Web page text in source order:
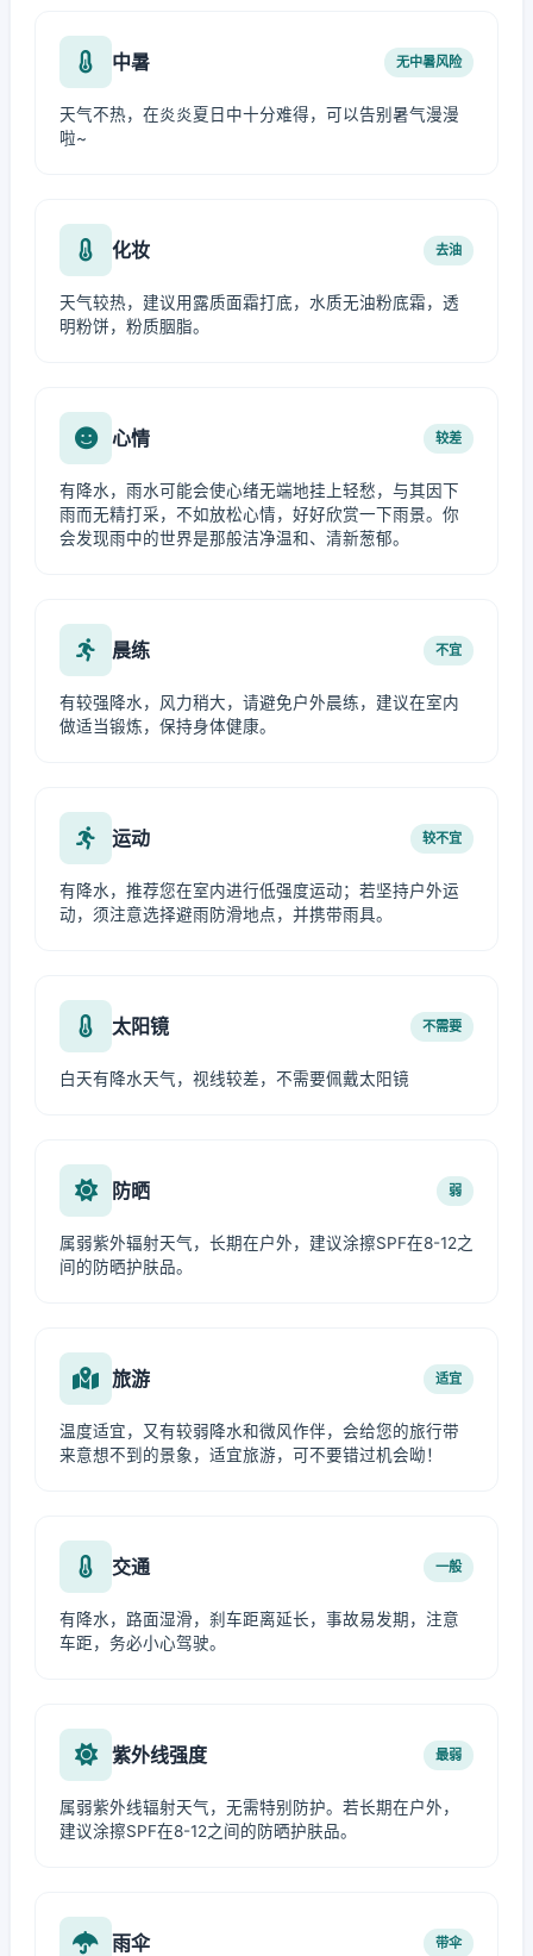
中暑 无中暑风险
天气不热，在炎炎夏日中十分难得，可以告别暑气漫漫
啦~
化妆 去油
天气较热，建议用露质面霜打底，水质无油粉底霜，透
明粉饼，粉质胭脂。
心情 较差
有降水，雨水可能会使心绪无端地挂上轻愁，与其因下
雨而无精打采，不如放松心情，好好欣赏一下雨景。你
会发现雨中的世界是那般洁净温和、清新葱郁。
晨练 不宜
有较强降水，风力稍大，请避免户外晨练，建议在室内
做适当锻炼，保持身体健康。
运动 较不宜
有降水，推荐您在室内进行低强度运动；若坚持户外运
动，须注意选择避雨防滑地点，并携带雨具。
太阳镜 不需要
白天有降水天气，视线较差，不需要佩戴太阳镜
防晒 弱
属弱紫外辐射天气，长期在户外，建议涂擦SPF在8-12之
间的防晒护肤品。
旅游 适宜
温度适宜，又有较弱降水和微风作伴，会给您的旅行带
来意想不到的景象，适宜旅游，可不要错过机会呦！
交通 一般
有降水，路面湿滑，刹车距离延长，事故易发期，注意
车距，务必小心驾驶。
紫外线强度 最弱
属弱紫外线辐射天气，无需特别防护。若长期在户外，
建议涂擦SPF在8-12之间的防晒护肤品。
雨伞 带伞